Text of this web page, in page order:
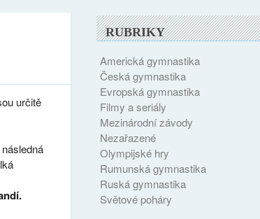
určitě
RUBRIKY
Americká gymnastika
Česká gymnastika
Evropská gymnastika
Filmy a seriály
Mezinárodní závody
Nezařazené
Olympijské hry
Rumunská gymnastika
Ruská gymnastika
Světové poháry